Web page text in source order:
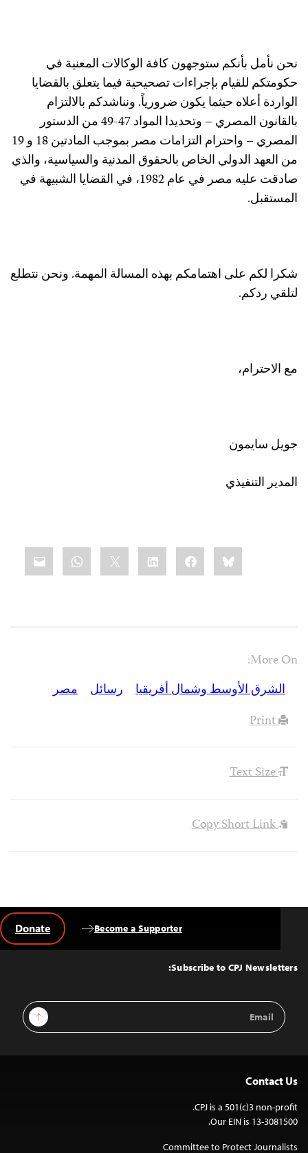
نحن نأمل بأنكم ستوجهون كافة الوكالات المعنية في
حكومتكم للقيام بإجراءات تصحيحية فيما يتعلق بالقضايا
الواردة أعلاه حيثما يكون ضرورياً. ونناشدكم بالالتزام
بالقانون المصري – وتحديدا المواد 47-49 من الدستور
المصري – واحترام التزامات مصر بموجب المادتين 18 و 19
من العهد الدولي الخاص بالحقوق المدنية والسياسية، والذي
صادقت عليه مصر في عام 1982، في القضايا الشبيهة في
المستقبل.
شكرا لكم على اهتمامكم بهذه المسالة المهمة. ونحن نتطلع
لتلقي ردكم.
مع الاحترام،
جويل سايمون
المدير التنفيذي
Bluesky
Facebook
LinkedIn
More On:
الشرق الأوسط وشمال أفريقيا
رسائل
مصر
Print
Text Size
Copy Short Link
Top
Subscribe to CPJ Newsletters:
Email
Address
Sign Up
Become a Supporter
Donate
Contact Us
CPJ is a 501(c)3 non-profit.
Our EIN is 13-3081500.
Committee to Protect Journalists